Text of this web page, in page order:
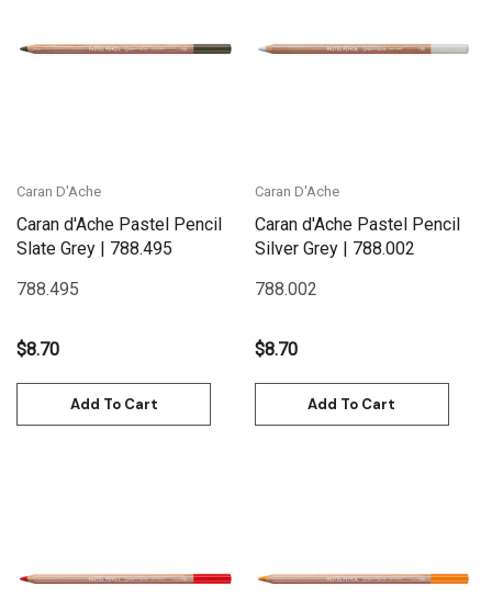
Caran D'Ache
Caran d'Ache Pastel Pencil
Slate Grey | 788.495
788.495
$8.70
Add To Cart
Caran D'Ache
Caran d'Ache Pastel Pencil
Silver Grey | 788.002
788.002
$8.70
Add To Cart